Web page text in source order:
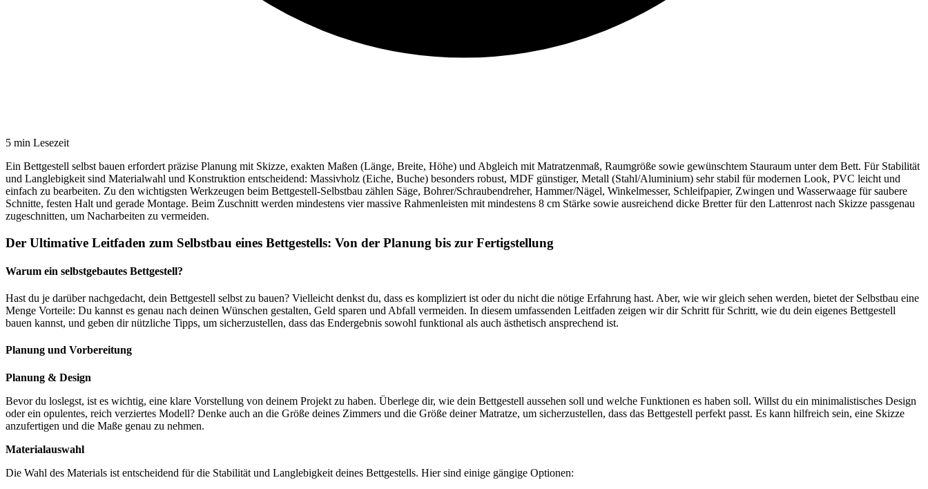
5 min Lesezeit
Ein Bettgestell selbst bauen erfordert präzise Planung mit Skizze, exakten Maßen (Länge, Breite, Höhe) und Abgleich mit Matratzenmaß, Raumgröße sowie gewünschtem Stauraum unter dem Bett. Für Stabilität
und Langlebigkeit sind Materialwahl und Konstruktion entscheidend: Massivholz (Eiche, Buche) besonders robust, MDF günstiger, Metall (Stahl/Aluminium) sehr stabil für modernen Look, PVC leicht und
einfach zu bearbeiten. Zu den wichtigsten Werkzeugen beim Bettgestell-Selbstbau zählen Säge, Bohrer/Schraubendreher, Hammer/Nägel, Winkelmesser, Schleifpapier, Zwingen und Wasserwaage für saubere
Schnitte, festen Halt und gerade Montage. Beim Zuschnitt werden mindestens vier massive Rahmenleisten mit mindestens 8 cm Stärke sowie ausreichend dicke Bretter für den Lattenrost nach Skizze passgenau
zugeschnitten, um Nacharbeiten zu vermeiden.
Der Ultimative Leitfaden zum Selbstbau eines Bettgestells: Von der Planung bis zur Fertigstellung
Warum ein selbstgebautes Bettgestell?
Hast du je darüber nachgedacht, dein Bettgestell selbst zu bauen? Vielleicht denkst du, dass es kompliziert ist oder du nicht die nötige Erfahrung hast. Aber, wie wir gleich sehen werden, bietet der Selbstbau eine
Menge Vorteile: Du kannst es genau nach deinen Wünschen gestalten, Geld sparen und Abfall vermeiden. In diesem umfassenden Leitfaden zeigen wir dir Schritt für Schritt, wie du dein eigenes Bettgestell
bauen kannst, und geben dir nützliche Tipps, um sicherzustellen, dass das Endergebnis sowohl funktional als auch ästhetisch ansprechend ist.
Planung und Vorbereitung
Planung & Design
Bevor du loslegst, ist es wichtig, eine klare Vorstellung von deinem Projekt zu haben. Überlege dir, wie dein Bettgestell aussehen soll und welche Funktionen es haben soll. Willst du ein minimalistisches Design
oder ein opulentes, reich verziertes Modell? Denke auch an die Größe deines Zimmers und die Größe deiner Matratze, um sicherzustellen, dass das Bettgestell perfekt passt. Es kann hilfreich sein, eine Skizze
anzufertigen und die Maße genau zu nehmen.
Materialauswahl
Die Wahl des Materials ist entscheidend für die Stabilität und Langlebigkeit deines Bettgestells. Hier sind einige gängige Optionen: